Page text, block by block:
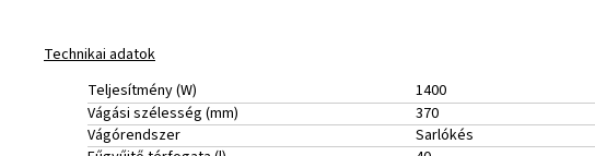
Technikai adatok
Teljesítmény (W)
1400
Vágási szélesség (mm)
370
Vágórendszer
Sarlókés